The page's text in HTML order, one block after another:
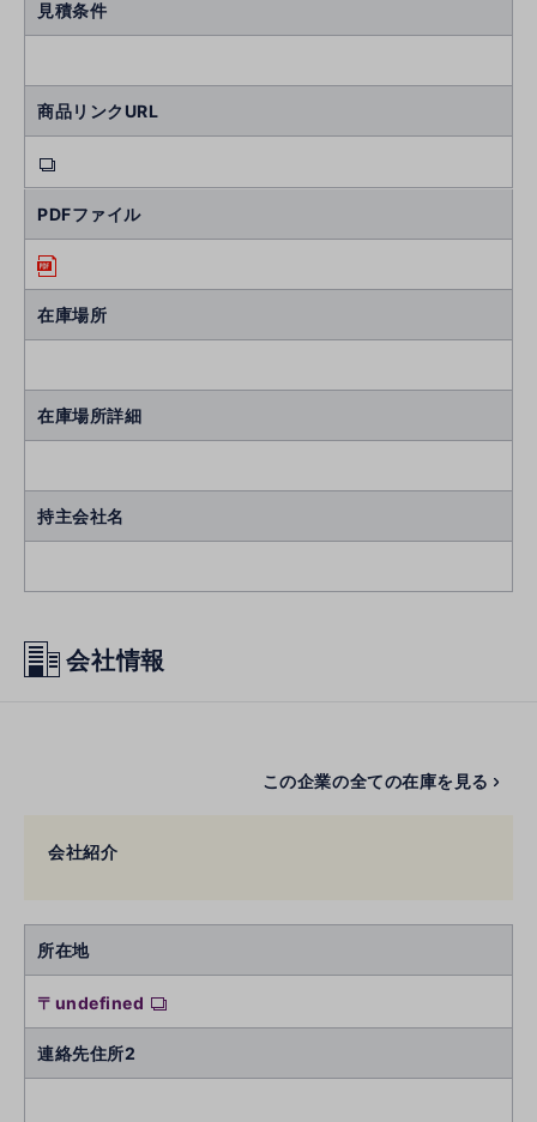
見積条件
商品リンクURL
PDFファイル
在庫場所
在庫場所詳細
持主会社名
会社情報
この企業の全ての在庫を見る
会社紹介
所在地
〒undefined
連絡先住所2